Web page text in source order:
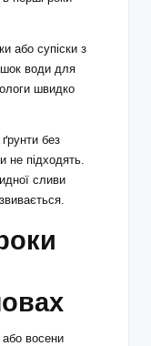
або супіски з
води для
швидко
без
не підходять.
сливи
або восени